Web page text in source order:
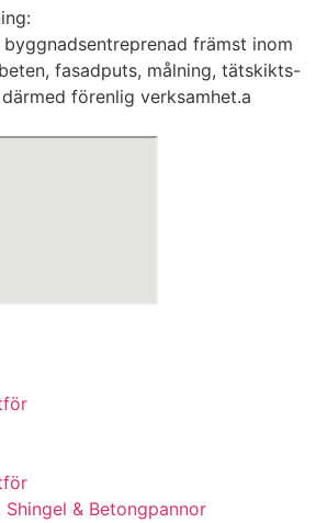
främst inom
fasadputs, målning, tätskikts-
förenlig verksamhet.a
& Betongpannor